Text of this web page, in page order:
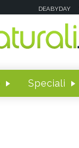
DEABYDAY
Speciali